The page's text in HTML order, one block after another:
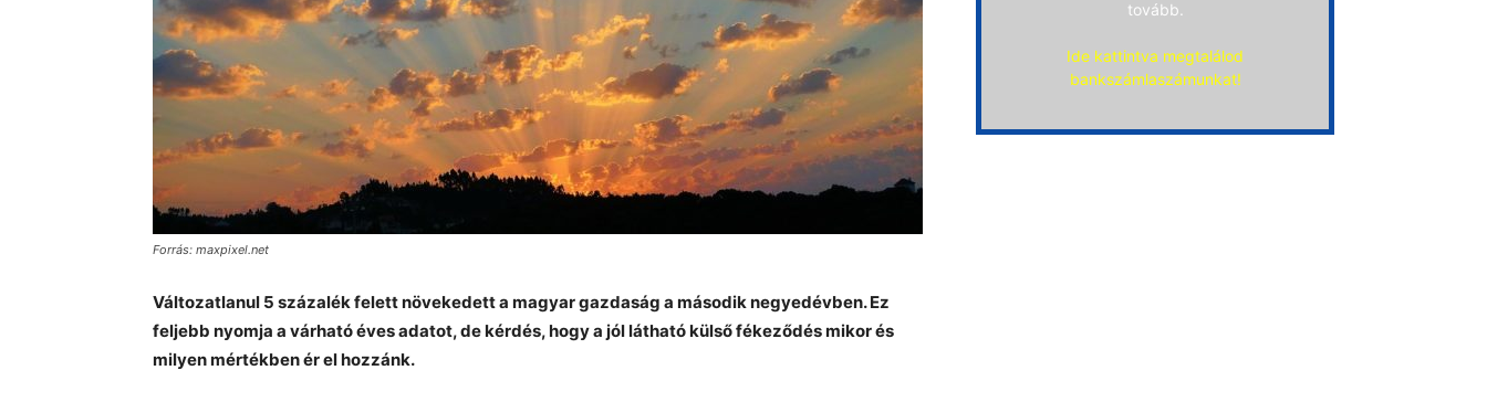
Forrás: maxpixel.net
Változatlanul 5 százalék felett növekedett a magyar gazdaság a második negyedévben. Ez
feljebb nyomja a várható éves adatot, de kérdés, hogy a jól látható külső fékeződés mikor és
milyen mértékben ér el hozzánk.
tovább.
Ide kattintva megtalálod
bankszámlaszámunkat!